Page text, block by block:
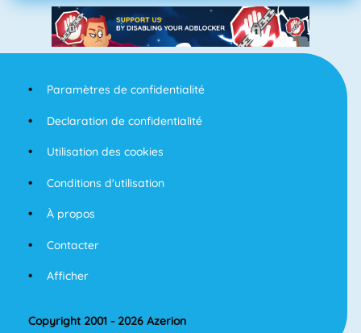
Paramètres de confidentialité
Declaration de confidentialité
Utilisation des cookies
Conditions d'utilisation
À propos
Contacter
Afficher
Copyright 2001 - 2026 Azerion